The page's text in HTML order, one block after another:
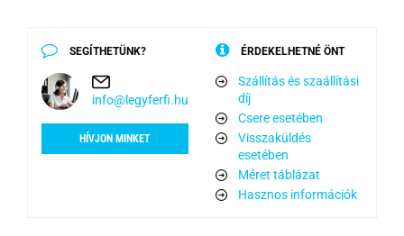
SEGÍTHETÜNK?
info@legyferfi.hu
HÍVJON MINKET
ÉRDEKELHETNÉ ÖNT
Szállítás és szaállítási
díj
Csere esetében
Visszaküldés
esetében
Méret táblázat
Hasznos információk